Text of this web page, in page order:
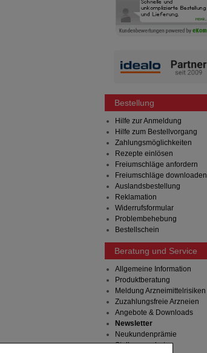
Bestellung
Hilfe zur Anmeldung
Hilfe zum Bestellvorgang
Zahlungsmöglichkeiten
Rezepte einlösen
Freiumschläge anfordern
Freiumschläge downloaden
Auslandsbestellung
Reklamation
Widerrufsformular
Problembehebung
Bestellschein
Beratung und Service
Allgemeine Information
Produktberatung
Meldung Arzneimittelrisiken
Zuzahlungsfreie Arzneien
Angebote & Downloads
Newsletter
Neukundenprämie
Stellenangebote